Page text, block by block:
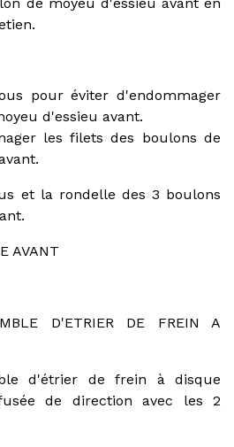
pour éviter d'endommager
d'essieu avant.
les filets des boulons de
et la rondelle des 3 boulons
AVANT
D'ETRIER DE FREIN A
d'étrier de frein à disque
de direction avec les 2